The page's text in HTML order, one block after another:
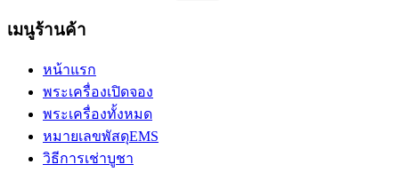
เมนูร้านค้า
หน้าแรก
พระเครื่องเปิดจอง
พระเครื่องทั้งหมด
หมายเลขพัสดุEMS
วิธีการเช่าบูชา